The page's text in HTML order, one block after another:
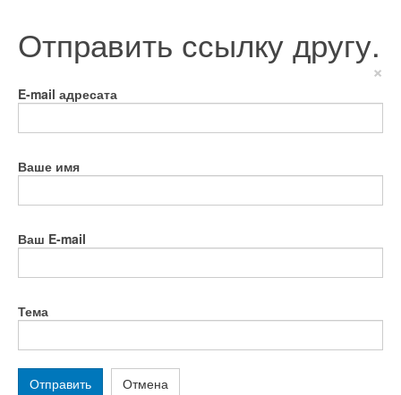
Отправить ссылку другу.
×
E-mail адресата
Ваше имя
Ваш E-mail
Тема
Отправить Отмена